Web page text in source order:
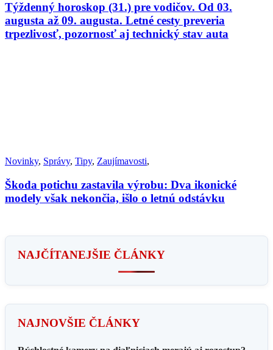
Týždenný horoskop (31.) pre vodičov. Od 03.
augusta až 09. augusta. Letné cesty preveria
trpezlivosť, pozornosť aj technický stav auta
Novinky, Správy, Tipy, Zaujímavosti,
Škoda potichu zastavila výrobu: Dva ikonické
modely však nekončia, išlo o letnú odstávku
NAJČÍTANEJŠIE ČLÁNKY
NAJNOVŠIE ČLÁNKY